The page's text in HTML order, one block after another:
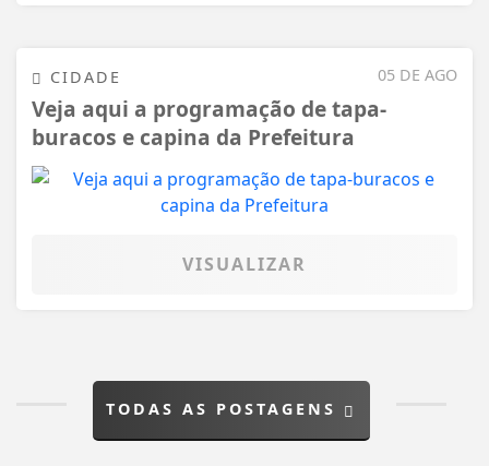
05 DE AGO
CIDADE
Veja aqui a programação de tapa-
buracos e capina da Prefeitura
VISUALIZAR
TODAS AS POSTAGENS